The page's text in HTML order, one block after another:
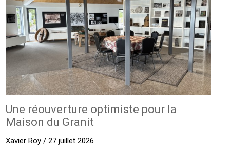
Une réouverture optimiste pour la
Maison du Granit
Xavier Roy / 27 juillet 2026